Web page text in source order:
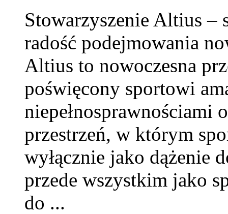
Stowarzyszenie Altius –
radość podejmowania
Altius to nowoczesna
poświęcony sportowi
niepełnosprawnościami
przestrzeń, w którym
wyłącznie jako dążenie
przede wszystkim jako
do ...